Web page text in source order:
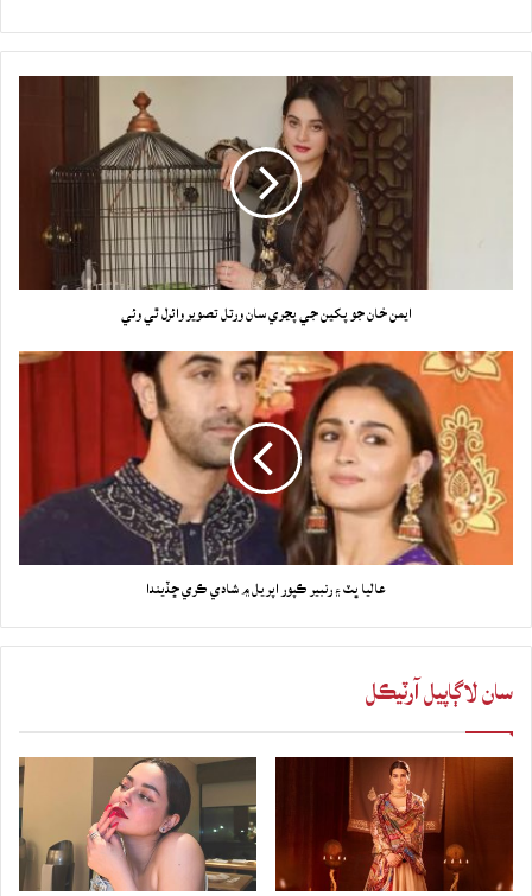
ايمن خان جو پکين جي پڃري سان ورتل تصوير وائرل ٿي وئي
عاليا ڀٽ ۽ رنبير ڪپور اپريل ۾ شادي ڪري ڇڏيندا
سان لاڳاپيل آرٽيڪل